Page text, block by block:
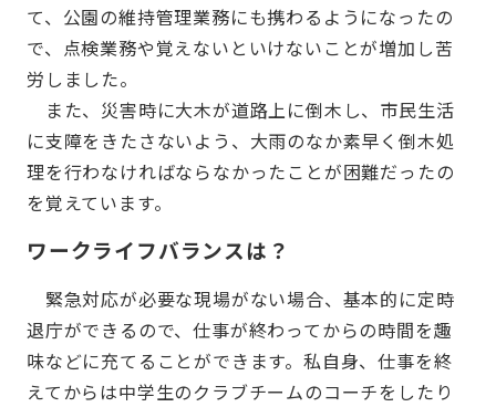
て、公園の維持管理業務にも携わるようになったの
で、点検業務や覚えないといけないことが増加し苦
労しました。
また、災害時に大木が道路上に倒木し、市民生活
に支障をきたさないよう、大雨のなか素早く倒木処
理を行わなければならなかったことが困難だったの
を覚えています。
ワークライフバランスは？
緊急対応が必要な現場がない場合、基本的に定時
退庁ができるので、仕事が終わってからの時間を趣
味などに充てることができます。私自身、仕事を終
えてからは中学生のクラブチームのコーチをしたり